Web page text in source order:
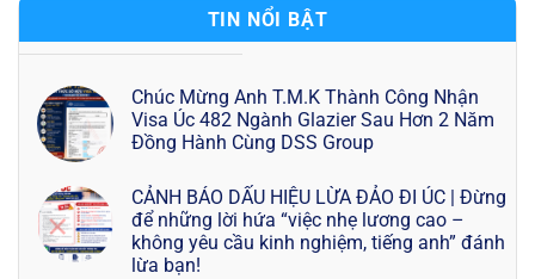
TIN NỔI BẬT
Chúc Mừng Anh T.M.K Thành Công Nhận
Visa Úc 482 Ngành Glazier Sau Hơn 2 Năm
Đồng Hành Cùng DSS Group
CẢNH BÁO DẤU HIỆU LỪA ĐẢO ĐI ÚC | Đừng
để những lời hứa “việc nhẹ lương cao –
không yêu cầu kinh nghiệm, tiếng anh” đánh
lừa bạn!